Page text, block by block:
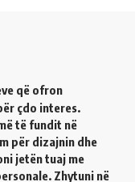
që ofron
çdo interes.
të fundit në
për dizajnin dhe
jetën tuaj me
Zhytuni në